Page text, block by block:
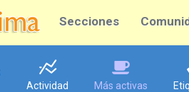
Secciones
Actividad Más activas